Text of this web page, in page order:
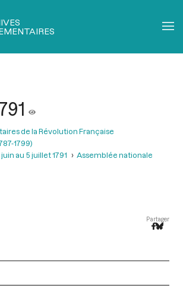
de la Révolution Française
1799)
au 5 juillet 1791
Assemblée nationale
Partager